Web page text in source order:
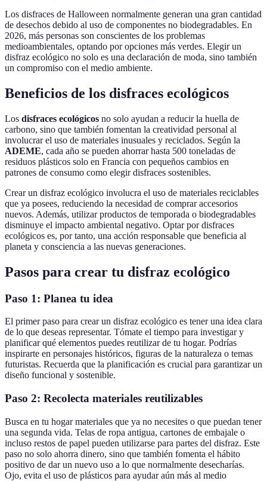
Los disfraces de Halloween normalmente generan una gran cantidad
de desechos debido al uso de componentes no biodegradables. En
2026, más personas son conscientes de los problemas
medioambientales, optando por opciones más verdes. Elegir un
disfraz ecológico no solo es una declaración de moda, sino también
un compromiso con el medio ambiente.
Beneficios de los disfraces ecológicos
Los disfraces ecológicos no solo ayudan a reducir la huella de
carbono, sino que también fomentan la creatividad personal al
involucrar el uso de materiales inusuales y reciclados. Según la
ADEME, cada año se pueden ahorrar hasta 500 toneladas de
residuos plásticos solo en Francia con pequeños cambios en
patrones de consumo como elegir disfraces sostenibles.
Crear un disfraz ecológico involucra el uso de materiales reciclables
que ya posees, reduciendo la necesidad de comprar accesorios
nuevos. Además, utilizar productos de temporada o biodegradables
disminuye el impacto ambiental negativo. Optar por disfraces
ecológicos es, por tanto, una acción responsable que beneficia al
planeta y consciencia a las nuevas generaciones.
Pasos para crear tu disfraz ecológico
Paso 1: Planea tu idea
El primer paso para crear un disfraz ecológico es tener una idea clara
de lo que deseas representar. Tómate el tiempo para investigar y
planificar qué elementos puedes reutilizar de tu hogar. Podrías
inspirarte en personajes históricos, figuras de la naturaleza o temas
futuristas. Recuerda que la planificación es crucial para garantizar un
diseño funcional y sostenible.
Paso 2: Recolecta materiales reutilizables
Busca en tu hogar materiales que ya no necesites o que puedan tener
una segunda vida. Telas de ropa antigua, cartones de embajale o
incluso restos de papel pueden utilizarse para partes del disfraz. Este
paso no solo ahorra dinero, sino que también fomenta el hábito
positivo de dar un nuevo uso a lo que normalmente desecharías.
Ojo, evita el uso de plásticos para ayudar aún más al medio